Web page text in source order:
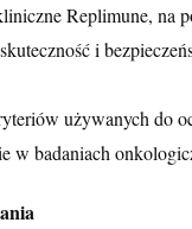
Replimune, na
i
używanych do
w badaniach